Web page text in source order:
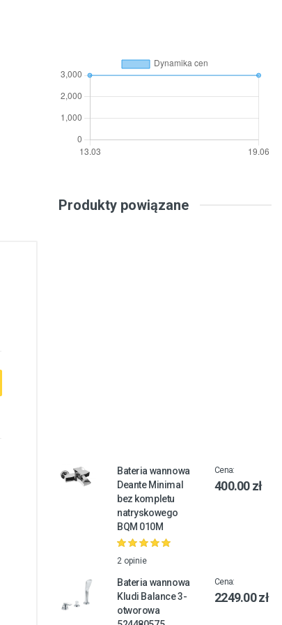
Produkty powiązane
Bateria wannowa
Deante Minimal
bez kompletu
natryskowego
BQM 010M
2 opinie
Cena:
400.00 zł
Bateria wannowa
Kludi Balance 3-
otworowa
Cena:
2249.00 zł